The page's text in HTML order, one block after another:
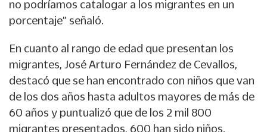
no podríamos catalogar a los migrantes en un
porcentaje” señaló.
En cuanto al rango de edad que presentan los
migrantes, José Arturo Fernández de Cevallos,
destacó que se han encontrado con niños que van
de los dos años hasta adultos mayores de más de
60 años y puntualizó que de los 2 mil 800
migrantes presentados, 600 han sido niños.